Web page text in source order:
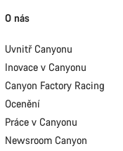
stránky
O nás
Uvnitř Canyonu
Inovace v Canyonu
Canyon Factory Racing
Ocenění
Práce v Canyonu
Newsroom Canyon